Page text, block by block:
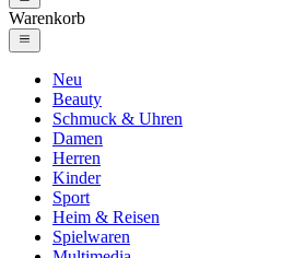
Warenkorb
Neu
Beauty
Schmuck & Uhren
Damen
Herren
Kinder
Sport
Heim & Reisen
Spielwaren